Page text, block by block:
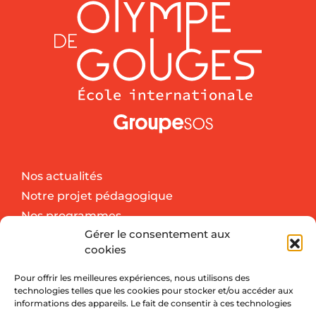
Gérer le consentement aux
cookies
Pour offrir les meilleures expériences, nous utilisons des
technologies telles que les cookies pour stocker et/ou accéder aux
informations des appareils. Le fait de consentir à ces technologies
Nos actualités
Notre projet pédagogique
Nos programmes
Nos activités extra-scolaires
Le coin des parents
Contactez nous